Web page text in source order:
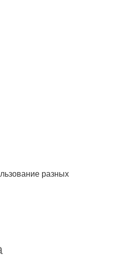
коричневый
разных